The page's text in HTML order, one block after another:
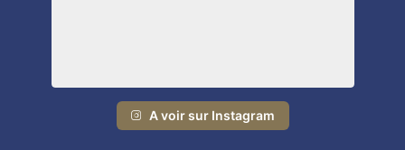
A voir sur Instagram